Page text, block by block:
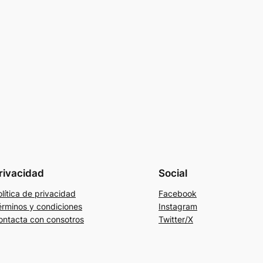
de privacidad
y condiciones
con consotros
Social
Facebook
Instagram
Twitter/X